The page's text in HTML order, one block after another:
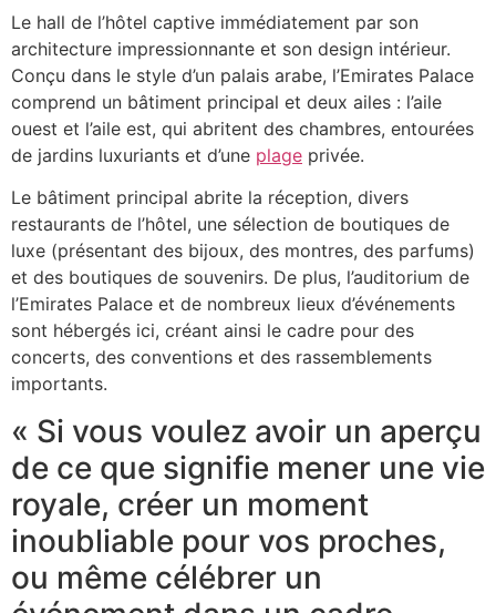
Le hall de l’hôtel captive immédiatement par son
architecture impressionnante et son design intérieur.
Conçu dans le style d’un palais arabe, l’Emirates Palace
comprend un bâtiment principal et deux ailes : l’aile
ouest et l’aile est, qui abritent des chambres, entourées
de jardins luxuriants et d’une plage privée.
Le bâtiment principal abrite la réception, divers
restaurants de l’hôtel, une sélection de boutiques de
luxe (présentant des bijoux, des montres, des parfums)
et des boutiques de souvenirs. De plus, l’auditorium de
l’Emirates Palace et de nombreux lieux d’événements
sont hébergés ici, créant ainsi le cadre pour des
concerts, des conventions et des rassemblements
importants.
« Si vous voulez avoir un aperçu
de ce que signifie mener une vie
royale, créer un moment
inoubliable pour vos proches,
ou même célébrer un